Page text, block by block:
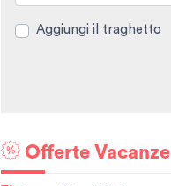
Aggiungi il traghetto
Offerte Vacanze